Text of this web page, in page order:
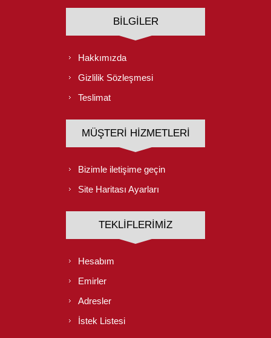
BILGILER
Hakkımızda
Gizlilik Sözleşmesi
Teslimat
MÜŞTERI HIZMETLERI
Bizimle iletişime geçin
Site Haritası Ayarları
TEKLIFLERIMIZ
Hesabım
Emirler
Adresler
İstek Listesi